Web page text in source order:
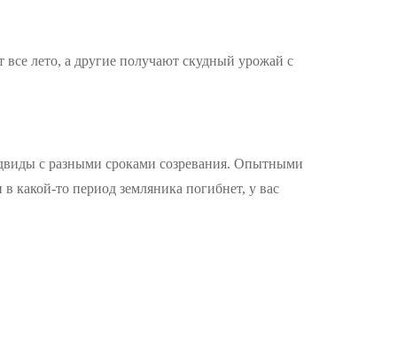
лето, а другие получают скудный урожай с
с разными сроками созревания. Опытными
какой-то период земляника погибнет, у вас